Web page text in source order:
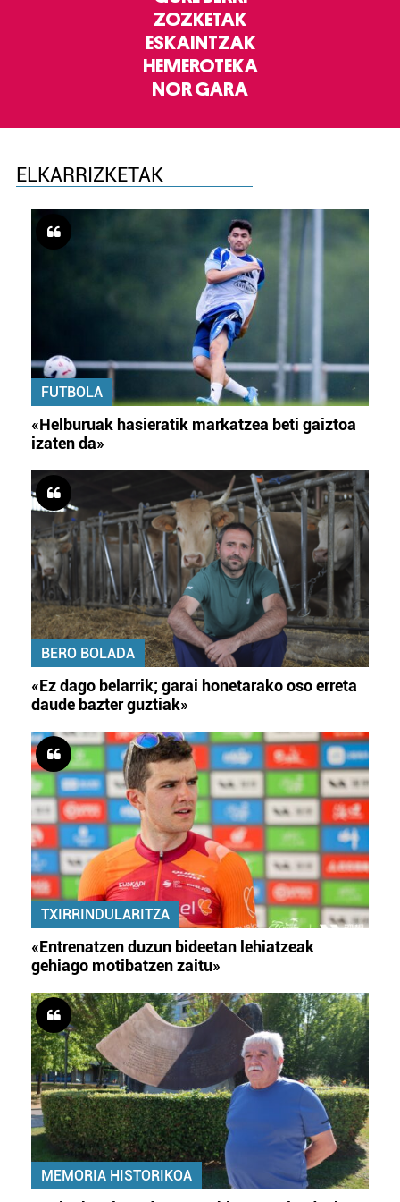
ZOZKETAK
ESKAINTZAK
HEMEROTEKA
NOR GARA
ELKARRIZKETAK
FUTBOLA
«Helburuak hasieratik markatzea beti gaiztoa
izaten da»
BERO BOLADA
«Ez dago belarrik; garai honetarako oso erreta
daude bazter guztiak»
TXIRRINDULARITZA
«Entrenatzen duzun bideetan lehiatzeak
gehiago motibatzen zaitu»
MEMORIA HISTORIKOA